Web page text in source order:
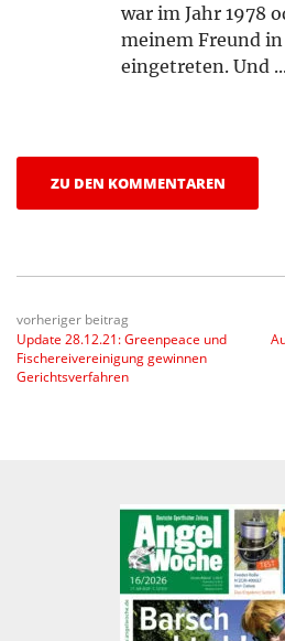
war im Jahr 1978
meinem Freund in
eingetreten. Und
ZU DEN KOMMENTAREN
vorheriger beitrag
Update 28.12.21: Greenpeace und
Fischereivereinigung gewinnen
Gerichtsverfahren